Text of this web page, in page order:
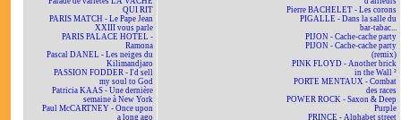
QUI RIT
PARIS MATCH - Le Pape Jean
XXIII vous parle
PARIS PALACE HOTEL -
Ramona
Pascal DANEL - Les neiges du
Kilimandjaro
PASSION FODDER - I'd sell
my soul to God
Patricia KAAS - Une dernière
semaine à New York
Paul McCARTNEY - Once upon
a long ago
Pierre BACHELET - Les corons
PIGALLE - Dans la salle du
bar-tabac...
PIJON - Cache-cache party
PIJON - Cache-cache party
(remix)
PINK FLOYD - Another brick
in the Wall ²
PORTE MENTAUX - Combat
des races
POWER ROCK - Saxon & Deep
Purple
PRINCE - Alphabet street